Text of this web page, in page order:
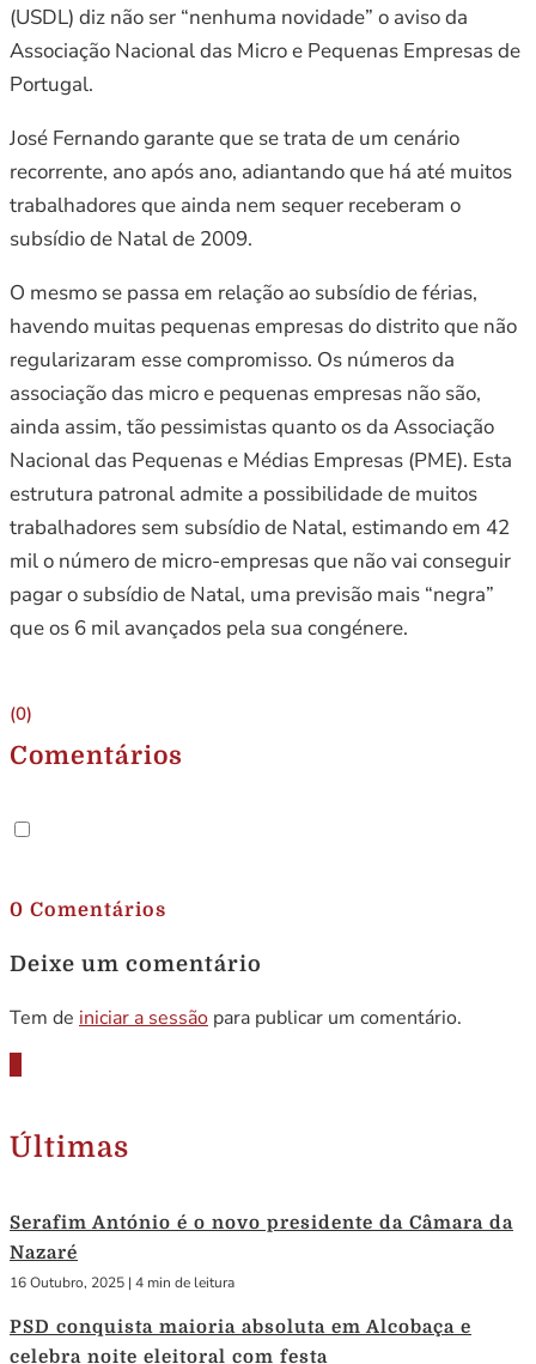
(USDL) diz não ser “nenhuma novidade” o aviso da
Associação Nacional das Micro e Pequenas Empresas de
Portugal.
José Fernando garante que se trata de um cenário
recorrente, ano após ano, adiantando que há até muitos
trabalhadores que ainda nem sequer receberam o
subsídio de Natal de 2009.
O mesmo se passa em relação ao subsídio de férias,
havendo muitas pequenas empresas do distrito que não
regularizaram esse compromisso. Os números da
associação das micro e pequenas empresas não são,
ainda assim, tão pessimistas quanto os da Associação
Nacional das Pequenas e Médias Empresas (PME). Esta
estrutura patronal admite a possibilidade de muitos
trabalhadores sem subsídio de Natal, estimando em 42
mil o número de micro-empresas que não vai conseguir
pagar o subsídio de Natal, uma previsão mais “negra”
que os 6 mil avançados pela sua congénere.
(0)
Comentários
0 Comentários
Deixe um comentário
Tem de iniciar a sessão para publicar um comentário.
Últimas
Serafim António é o novo presidente da Câmara da
Nazaré
16 Outubro, 2025 | 4 min de leitura
PSD conquista maioria absoluta em Alcobaça e
celebra noite eleitoral com festa